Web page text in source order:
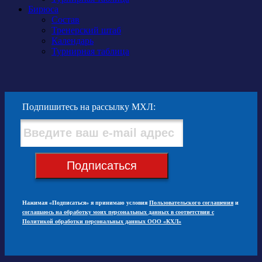
Бирюса
Состав
Тренерский штаб
Календарь
Турнирная таблица
Подпишитесь на рассылку МХЛ:
Подписаться
Нажимая «Подписаться» я принимаю условия Пользовательского соглашения и
соглашаюсь на обработку моих персональных данных в соответствии с
Политикой обработки персональных данных ООО «КХЛ»